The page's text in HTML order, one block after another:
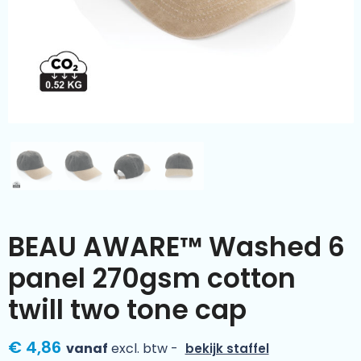
Kleding & textiel
Duurzamere geschenken
Sinterklaas
BEAU AWARE™ Washed 6
panel 270gsm cotton
twill two tone cap
€ 4,86 vanaf excl. btw - bekijk staffel